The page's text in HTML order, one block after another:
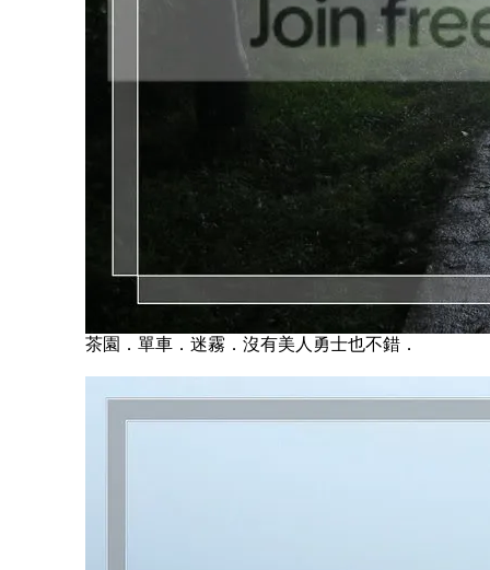
茶園．單車．迷霧．沒有美人勇士也不錯．